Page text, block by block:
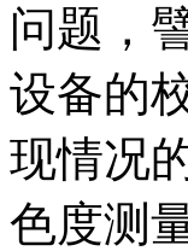
问题，
设备的
现情况
色度测